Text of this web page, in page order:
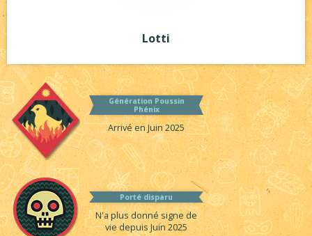
Lotti
Génération Poussin
Phénix
Arrivé en Juin 2025
Porté disparu
N'a plus donné signe de
vie depuis Juin 2025